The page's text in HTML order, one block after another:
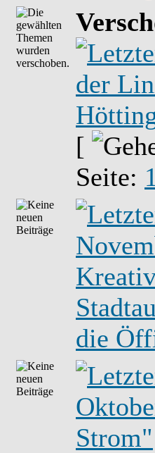
der
[
Seite: 1
die
Strom"